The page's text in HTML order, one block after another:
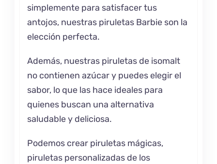
simplemente para satisfacer tus
antojos, nuestras piruletas Barbie son la
elección perfecta.
Además, nuestras piruletas de isomalt
no contienen azúcar y puedes elegir el
sabor, lo que las hace ideales para
quienes buscan una alternativa
saludable y deliciosa.
Podemos crear piruletas mágicas,
piruletas personalizadas de los